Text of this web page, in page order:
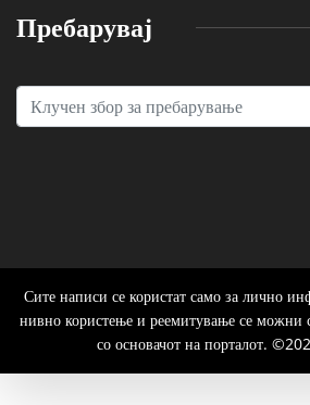
Пребарувај
Сите написи се користат само за лично
нивно користење и реемитување се можни
со основачот на порталот.